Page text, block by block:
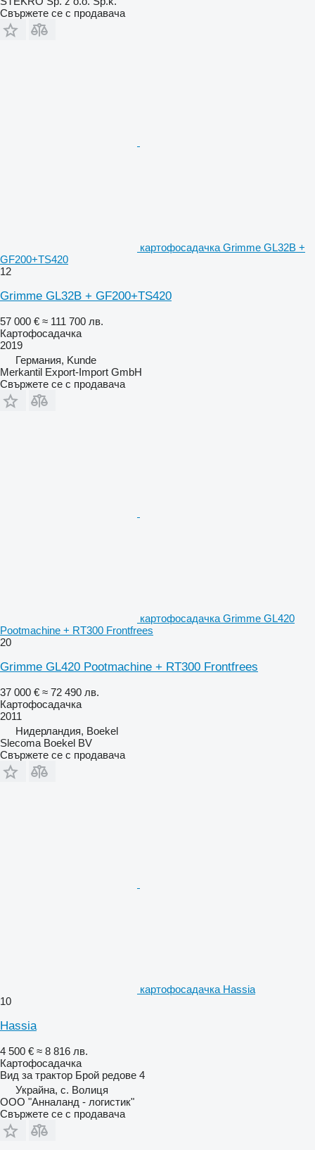
Свържете се с продавача
картофосадачка Grimme GL32B +
GF200+TS420
12
Grimme GL32B + GF200+TS420
57 000 € ≈ 111 700 лв.
Картофосадачка
2019
Германия, Kunde
Merkantil Export-Import GmbH
Свържете се с продавача
картофосадачка Grimme GL420
Pootmachine + RT300 Frontfrees
20
Grimme GL420 Pootmachine + RT300 Frontfrees
37 000 € ≈ 72 490 лв.
Картофосадачка
2011
Нидерландия, Boekel
Slecoma Boekel BV
Свържете се с продавача
картофосадачка Hassia
10
Hassia
4 500 € ≈ 8 816 лв.
Картофосадачка
Вид за трактор Брой редове 4
Украйна, с. Волиця
ООО "Анналанд - логистик"
Свържете се с продавача